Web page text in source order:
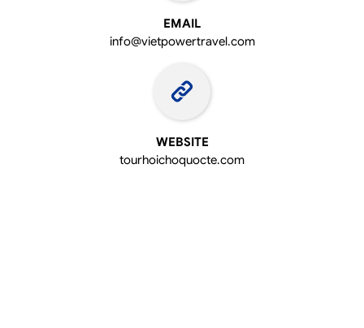
EMAIL
info@vietpowertravel.com
WEBSITE
tourhoichoquocte.com